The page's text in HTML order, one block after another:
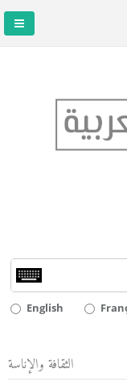
English
الثقافة والإناسة